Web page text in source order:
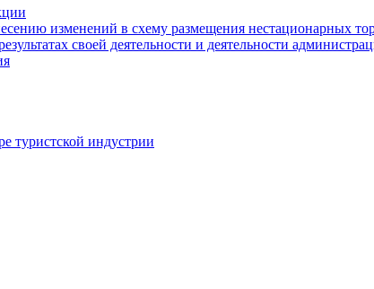
изменений в схему размещения нестационарных
своей деятельности и деятельности
туристской индустрии